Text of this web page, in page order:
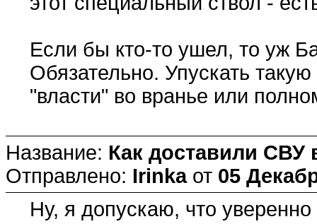
Если бы кто-то ушел, то уж
Обязательно. Упускать
"власти" во вранье или
Название: Как доставили СВУ
Отправлено: Irinkaот 05
Ну, я допускаю, что